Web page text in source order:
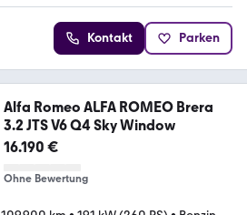
Kontakt Parken
Alfa Romeo ALFA ROMEO Brera
3.2 JTS V6 Q4 Sky Window
16.190 €
Ohne Bewertung